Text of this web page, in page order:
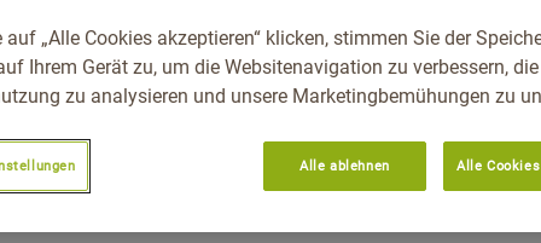
Württemberg, Reg.-
auf „Alle Cookies akzeptieren“ klicken, stimmen Sie der
Ihrem Gerät zu, um die Websitenavigation zu verbessern, die
zu analysieren und unsere Marketingbemühungen zu
Alle ablehnen Alle